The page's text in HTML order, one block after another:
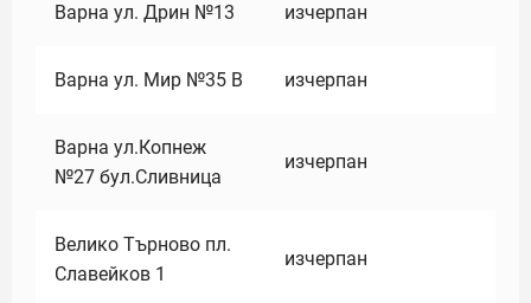
Варна ул. Дрин №13 изчерпан
Варна ул. Мир №35 В изчерпан
Варна ул.Копнеж
№27 бул.Сливница
изчерпан
Велико Търново пл.
Славейков 1
изчерпан